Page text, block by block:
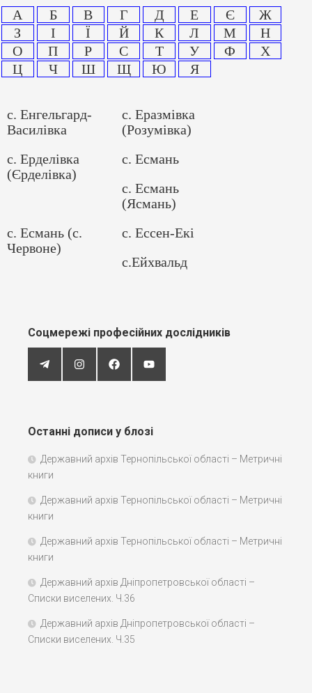
А Б В Г Д Е Є
Ж
З
І Ї Й К Л М
Н
О
П Р С Т У Ф
Х
Ц
Ч Ш Щ Ю Я
с. Енгельгард-
Василівка
с. Еразмівка
(Розумівка)
с. Ерделівка
(Єрделівка)
с. Есмань
с. Есмань
(Ясмань)
с. Есмань (с.
Червоне)
с. Ессен-Екі
с.Ейхвальд
Соцмережі професійних дослідників
Останні дописи у блозі
Державний архів Тернопільської області – Метричні
книги
Державний архів Тернопільської області – Метричні
книги
Державний архів Тернопільської області – Метричні
книги
Державний архів Дніпропетровської області –
Списки виселених. Ч.36
Державний архів Дніпропетровської області –
Списки виселених. Ч.35